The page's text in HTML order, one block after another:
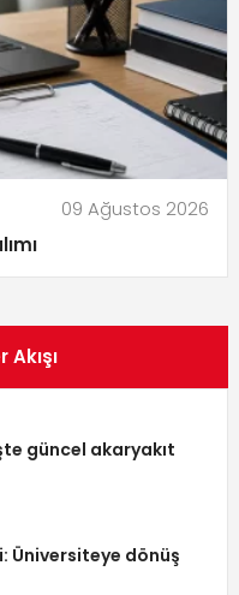
09 Ağustos 2026
güncel akaryakıt
Üniversiteye dönüş